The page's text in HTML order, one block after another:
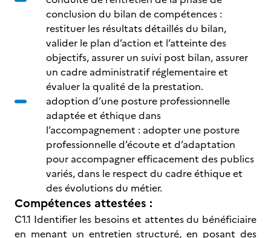
conclusion du bilan de compétences :
restituer les résultats détaillés du bilan,
valider le plan d’action et l’atteinte des
objectifs, assurer un suivi post bilan, assurer
un cadre administratif réglementaire et
évaluer la qualité de la prestation.
adoption d’une posture professionnelle
adaptée et éthique dans
l’accompagnement : adopter une posture
professionnelle d’écoute et d’adaptation
pour accompagner efficacement des publics
variés, dans le respect du cadre éthique et
des évolutions du métier.
Compétences attestées :
C1.1 Identifier les besoins et attentes du bénéficiaire
en menant un entretien structuré, en posant des